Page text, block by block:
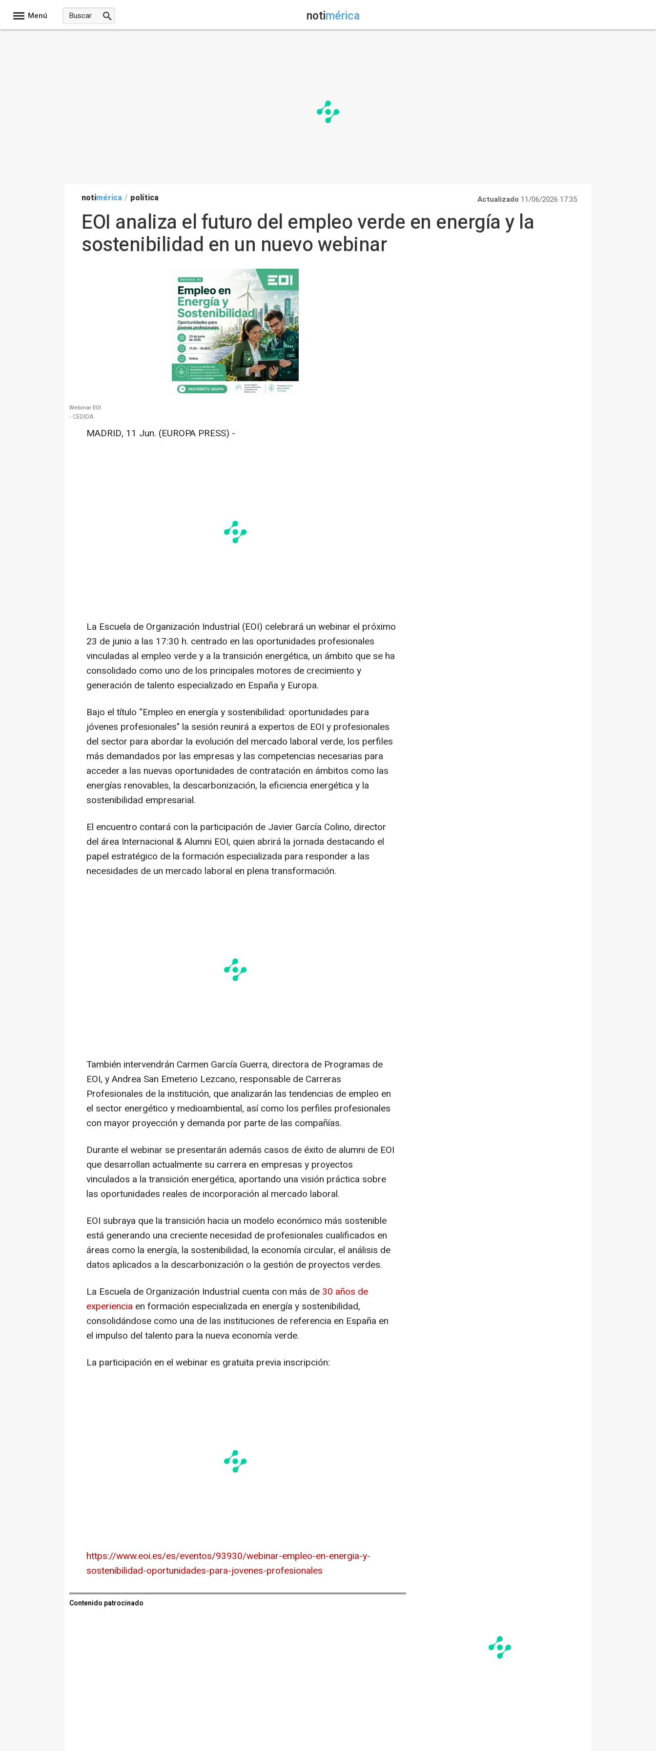
Menú notimérica
notimérica / política Actualizado 11/06/2026 17:35
EOI analiza el futuro del empleo verde en energía y la
sostenibilidad en un nuevo webinar
Webinar EOI
- CEDIDA
MADRID, 11 Jun. (EUROPA PRESS) -
La Escuela de Organización Industrial (EOI) celebrará un webinar el próximo
23 de junio a las 17:30 h. centrado en las oportunidades profesionales
vinculadas al empleo verde y a la transición energética, un ámbito que se ha
consolidado como uno de los principales motores de crecimiento y
generación de talento especializado en España y Europa.
Bajo el título “Empleo en energía y sostenibilidad: oportunidades para
jóvenes profesionales" la sesión reunirá a expertos de EOI y profesionales
del sector para abordar la evolución del mercado laboral verde, los perfiles
más demandados por las empresas y las competencias necesarias para
acceder a las nuevas oportunidades de contratación en ámbitos como las
energías renovables, la descarbonización, la eficiencia energética y la
sostenibilidad empresarial.
El encuentro contará con la participación de Javier García Colino, director
del área Internacional & Alumni EOI, quien abrirá la jornada destacando el
papel estratégico de la formación especializada para responder a las
necesidades de un mercado laboral en plena transformación.
También intervendrán Carmen García Guerra, directora de Programas de
EOI, y Andrea San Emeterio Lezcano, responsable de Carreras
Profesionales de la institución, que analizarán las tendencias de empleo en
el sector energético y medioambiental, así como los perfiles profesionales
con mayor proyección y demanda por parte de las compañías.
Durante el webinar se presentarán además casos de éxito de alumni de EOI
que desarrollan actualmente su carrera en empresas y proyectos
vinculados a la transición energética, aportando una visión práctica sobre
las oportunidades reales de incorporación al mercado laboral.
EOI subraya que la transición hacia un modelo económico más sostenible
está generando una creciente necesidad de profesionales cualificados en
áreas como la energía, la sostenibilidad, la economía circular, el análisis de
datos aplicados a la descarbonización o la gestión de proyectos verdes.
La Escuela de Organización Industrial cuenta con más de 30 años de
experiencia en formación especializada en energía y sostenibilidad,
consolidándose como una de las instituciones de referencia en España en
el impulso del talento para la nueva economía verde.
La participación en el webinar es gratuita previa inscripción:
https://www.eoi.es/es/eventos/93930/webinar-empleo-en-energia-y-
sostenibilidad-oportunidades-para-jovenes-profesionales
Contenido patrocinado